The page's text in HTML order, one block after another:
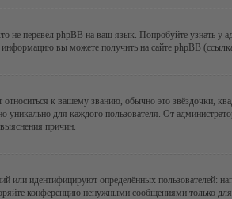
перевёл phpBB на ваш язык. Попробуйте узнать
вы можете получить на сайте phpBB
к вашему званию, обычно это звёздочки,
для каждого пользователя. От
причин.
идентифицируют определённых пользователей:
конференцию ненужными сообщениями только